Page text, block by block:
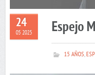
24
05 2025 Espejo
15 AÑOS,